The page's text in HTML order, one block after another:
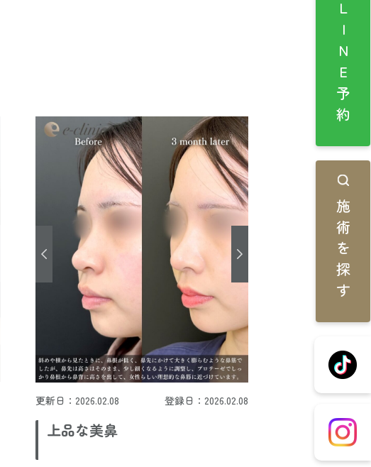
更新日：2026.02.08 登録日：2026.02.08
上品な美鼻
LINE予約
施術を探す